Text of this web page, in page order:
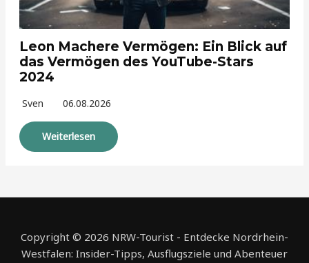
Leon Machere Vermögen: Ein Blick auf
das Vermögen des YouTube-Stars
2024
Sven 06.08.2026
Weiterlesen
Copyright © 2026 NRW-Tourist - Entdecke Nordrhein-
Westfalen: Insider-Tipps, Ausflugsziele und Abenteuer